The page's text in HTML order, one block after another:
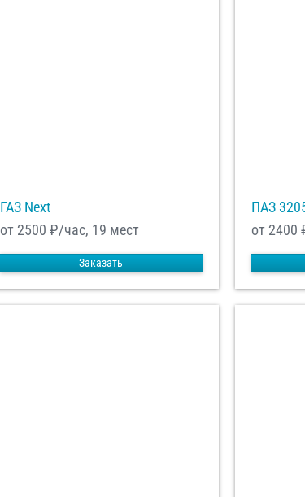
ГАЗ Next
от 2500 ₽/час, 19 мест
Заказать
ПАЗ
от 2400